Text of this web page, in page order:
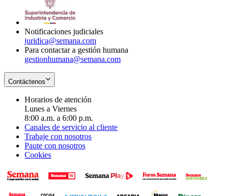
Notificaciones judiciales
juridica@semana.com
Para contactar a gestión humana
gestionhumana@semana.com
Contáctenos
Horarios de atención
Lunes a Viernes
8:00 a.m. a 6:00 p.m.
Canales de servicio al cliente
Trabaje con nosotros
Paute con nosotros
Cookies